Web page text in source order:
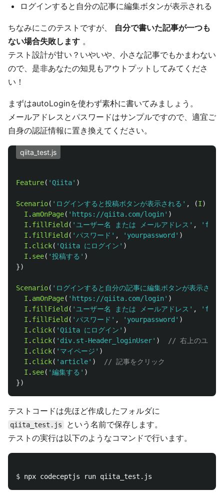
ログインすると自分の記事に編集ボタンが表示される
ちなみにこのテストですが、 自分で書いた記事が一つも
ない場合失敗します 。
テスト設計が甘い？いやいや、小さな記事でもかまわない
ので、是非あなたの知見もアウトプットしてみてくださ
い！
まずはautoLoginを使わず素朴に書いてみましょう。
メールアドレスとパスワードはサンプルですので、適宜ご
自身の認証情報に置き換えてください。
qiita_test.js
Feature( 'Qiita' )
Scenario( ' ログインすると投稿ボタンが表示される ' , (I)
I . amOnPage( ' https://qiita.com/login' )
I . fillField ( ' ユーザー名 または メールアドレス ' , '
I . fillField ( 'パスワード ' , ' yourpassword ' )
I . click( 'Qiita にログイン ' )
I . see( '投稿する ' )
})
Scenario( ' ログインすると自分の記事に編集ボタンが表示される
I . amOnPage( ' https://qiita.com/login' )
I . fillField ( ' ユーザー名 または メールアドレス ' , '
I . fillField ( 'パスワード ' , ' yourpassword ' )
I . click( 'Qiita にログイン ' )
I . click( ' div.st-Header_loginUser' )
// 右上のユーザ
I . click( ' マイページ ' )
I . click( ' article' )
// 記事をクリック
I . see( '編集する ' )
})
テストコードは先ほど作成したフォルダに
qiita_test.js
という名前で保存します。
テストの実行は以下のようなコマンドで行います。
$